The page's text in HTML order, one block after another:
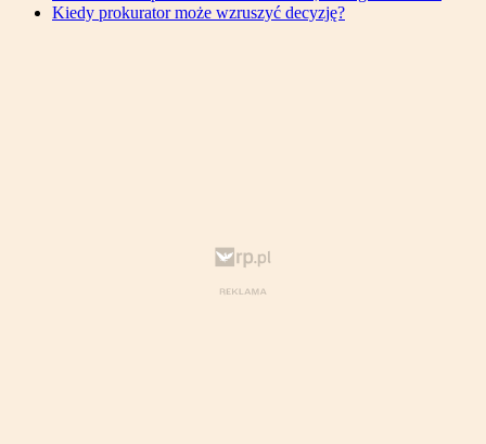
Kiedy prokurator może wzruszyć decyzję?